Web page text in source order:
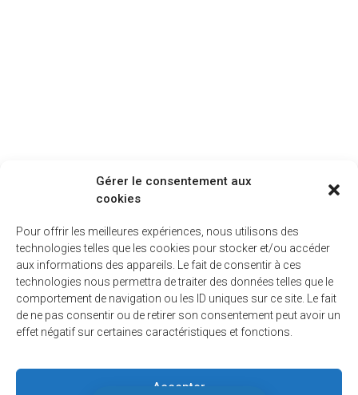
Gérer le consentement aux
cookies
Pour offrir les meilleures expériences, nous utilisons des
technologies telles que les cookies pour stocker et/ou accéder
aux informations des appareils. Le fait de consentir à ces
technologies nous permettra de traiter des données telles que le
comportement de navigation ou les ID uniques sur ce site. Le fait
de ne pas consentir ou de retirer son consentement peut avoir un
effet négatif sur certaines caractéristiques et fonctions.
Accepter